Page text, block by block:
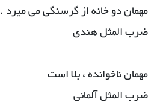
مهمان دو خانه از گرسنگی می میرد .
ضرب المثل هندی
مهمان ناخوانده ، بلا است
ضرب المثل آلمانی